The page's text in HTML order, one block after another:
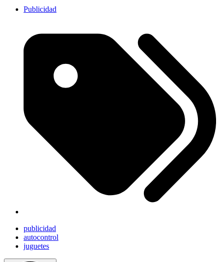
Publicidad
publicidad
autocontrol
juguetes